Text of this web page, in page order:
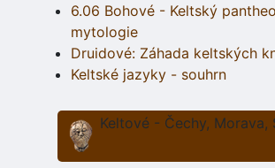
6.06 Bohové - Keltský
mytologie
Druidové: Záhada keltských
Keltské jazyky - souhrn
Keltové - Čechy, Morava,